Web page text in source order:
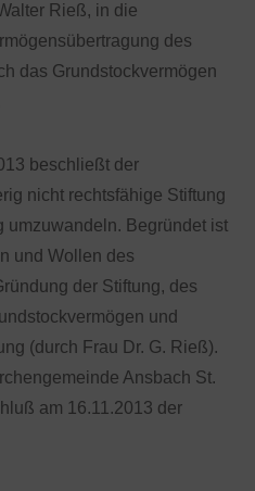
Rieß, in die
des
das Grundstockvermögen
beschließt der
nicht rechtsfähige Stiftung
umzuwandeln. Begründet ist
und Wollen des
der Stiftung, des
und
(durch Frau Dr. G. Rieß).
Ansbach St.
am 16.11.2013 der